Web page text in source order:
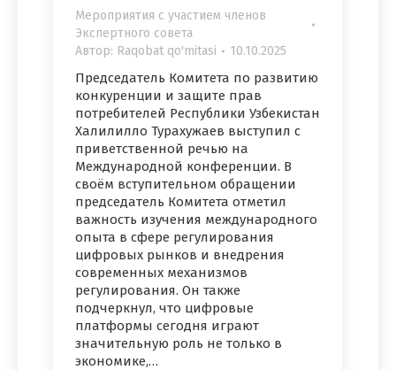
Мероприятия с участием членов
Экспертного совета
Автор: Raqobat qo'mitasi 10.10.2025
Председатель Комитета по развитию
конкуренции и защите прав
потребителей Республики Узбекистан
Халилилло Турахужаев выступил с
приветственной речью на
Международной конференции. В
своём вступительном обращении
председатель Комитета отметил
важность изучения международного
опыта в сфере регулирования
цифровых рынков и внедрения
современных механизмов
регулирования. Он также
подчеркнул, что цифровые
платформы сегодня играют
значительную роль не только в
экономике,…